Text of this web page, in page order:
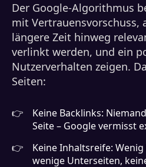
Der Google-Algorithmus
mit Vertrauensvorschuss,
längere Zeit hinweg
verlinkt werden, und ein
Nutzerverhalten zeigen.
Seiten:
Keine Backlinks:
Seite – Google vermisst
Keine Inhaltsreife:
wenige Unterseiten,